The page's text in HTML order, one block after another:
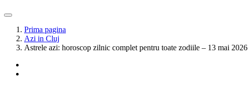
Prima pagina
Azi in Cluj
Astrele azi: horoscop zilnic complet pentru toate zodiile – 13 mai 2026